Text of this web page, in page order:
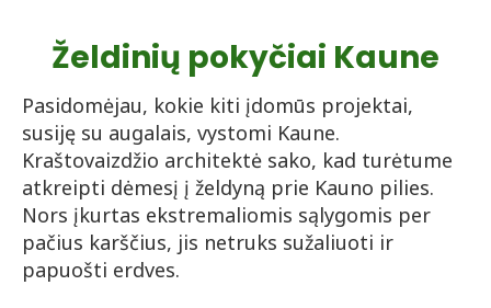
Želdinių pokyčiai Kaune
Pasidomėjau, kokie kiti įdomūs projektai,
susiję su augalais, vystomi Kaune.
Kraštovaizdžio architektė sako, kad turėtume
atkreipti dėmesį į želdyną prie Kauno pilies.
Nors įkurtas ekstremaliomis sąlygomis per
pačius karščius, jis netruks sužaliuoti ir
papuošti erdves.